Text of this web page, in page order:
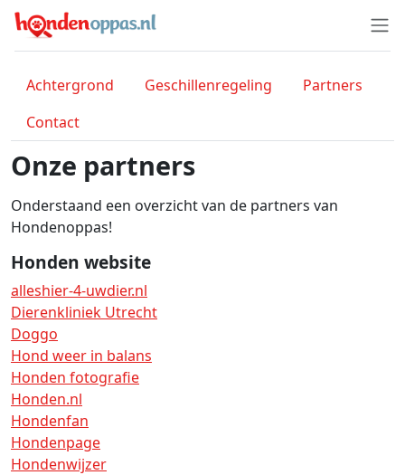
Achtergrond Geschillenregeling
Partners
Contact
Onze partners
Onderstaand een overzicht van de partners van
Hondenoppas!
Honden website
alleshier-4-uwdier.nl
Dierenkliniek Utrecht
Doggo
Hond weer in balans
Honden fotografie
Honden.nl
Hondenfan
Hondenpage
Hondenwijzer